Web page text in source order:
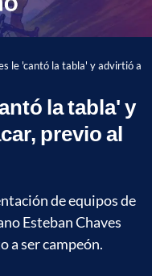
le 'cantó la tabla' y advirtió a
la tabla' y
previo al
de equipos de
Esteban Chaves
a ser campeón.